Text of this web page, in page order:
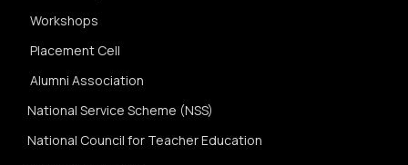
Workshops
Placement Cell
Alumni Association
National Service Scheme (NSS)
National Council for Teacher Education